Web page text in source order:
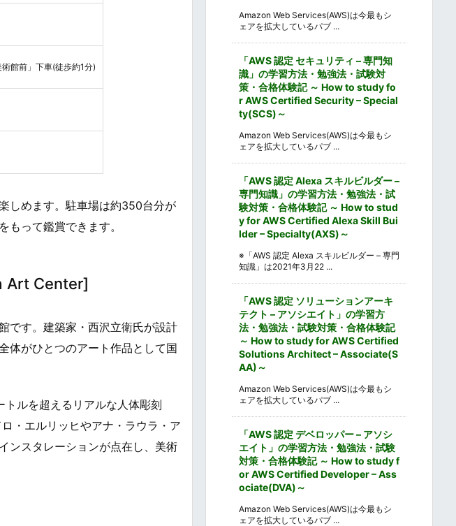
館前」下車(徒歩約1分)
しめます。駐車場は約350台分が
って鑑賞できます。
Art Center]
です。建築家・西沢立衛氏が設計
体がひとつのアート作品として国
ルを超えるリアルな人体彫刻
・エルリッヒやアナ・ラウラ・ア
ンスタレーションが点在し、美術
Amazon Web Services(AWS)は今最もシ
ェアを拡大しているパブ ...
「AWS 認定 セキュリティ – 専門知
識」の学習方法・勉強法・試験対
策・合格体験記 ～ How to study fo
r AWS Certified Security – Special
ty(SCS)～
Amazon Web Services(AWS)は今最もシ
ェアを拡大しているパブ ...
「AWS 認定 Alexa スキルビルダー –
専門知識」の学習方法・勉強法・試
験対策・合格体験記 ～ How to stud
y for AWS Certified Alexa Skill Bui
lder – Specialty(AXS)～
※「AWS 認定 Alexa スキルビルダー – 専門
知識」は2021年3月22 ...
「AWS 認定 ソリューションアーキ
テクト – アソシエイト」の学習方
法・勉強法・試験対策・合格体験記
～ How to study for AWS Certified
Solutions Architect – Associate(S
AA)～
Amazon Web Services(AWS)は今最もシ
ェアを拡大しているパブ ...
「AWS 認定 デベロッパー – アソシ
エイト」の学習方法・勉強法・試験
対策・合格体験記 ～ How to study f
or AWS Certified Developer – Ass
ociate(DVA)～
Amazon Web Services(AWS)は今最もシ
ェアを拡大しているパブ ...